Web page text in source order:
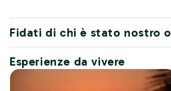
Fidati di chi è stato nostro
Esperienze da vivere